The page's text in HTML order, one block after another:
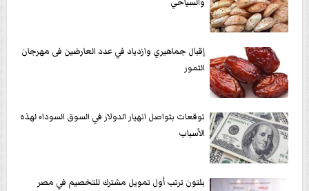
إقبال جماهيري وازدياد في عدد العارضين فى مهرجان
التمور
توقعات بتواصل انهيار الدولار في السوق السوداء لهذه
الأسباب
بلتون ترتب أول تمويل مشترك للتخصيم في مصر